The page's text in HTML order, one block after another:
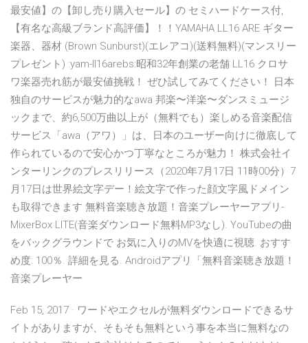
最安値】の【卸し売り購入セール】の セミハードケース付,
【有名な高級ブランド高評価】！！YAMAHA LL16 ARE ギター
楽器、器材 (Brown Sunburst)(エレアコ)(送料無料)(マンスリー
プレゼント) :yam-ll16arebs:昭和32年創業の老舗 LL16 クロサ
ワ楽器売れ筋が最安値挑戦！ ぜひ試してみてください！ 日本
独自のサービスが魅力的なawa 邦楽〜洋楽〜ダンスミュージ
ックまで、約6,500万曲以上が（無料でも）楽しめる音楽配信
サービス「awa（アワ）」は、日本のユーザー向けに徹底して
作られているので安心かつ丁寧なところが魅力！ 株式会社イ
ンターリンクのプレスリリース（2020年7月17日 11時00分）7
月17日は世界絵文字デー！絵文字で作った顔文字風ドメイン
も取得できます 無料音楽聴き放題！音楽プレーヤーアプリ-
MixerBox LITE(音楽ダウンロード無料MP3なし). YouTubeの曲
をバックグラウンドで お気に入りのMVを快適に視聴. おすす
め度: 100％. 詳細を見る. Androidアプリ「無料音楽聴き放題！
音楽プレーヤー
Feb 15, 2017 · ワードやエクセルが無料ダウンロードできるサ
イトがありますが、そもそも無料という事を本当に無料なの